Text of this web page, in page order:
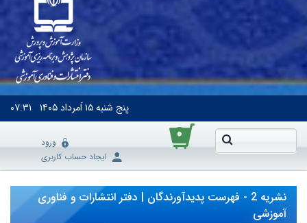
پنج شنبه۱۵ اَمرداد ۱۴۰۵ ۰۷:۳۱
۰
ورود
ایجاد حساب کاربری
نشریه 2 - فهرست پدیدآورندگان | دفتر انتشارات و فناوری
آموزشی